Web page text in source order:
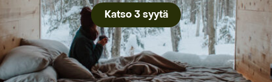
Katso 3 syytä